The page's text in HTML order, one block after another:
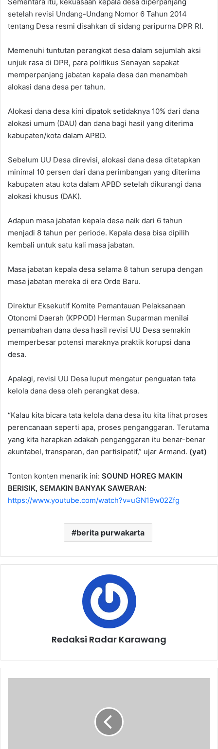
setelah revisi Undang-Undang Nomor 6 Tahun 2014
tentang Desa resmi disahkan di sidang paripurna DPR RI.
Memenuhi tuntutan perangkat desa dalam sejumlah aksi
unjuk rasa di DPR, para politikus Senayan sepakat
memperpanjang jabatan kepala desa dan menambah
alokasi dana desa per tahun.
Alokasi dana desa kini dipatok setidaknya 10% dari dana
alokasi umum (DAU) dan dana bagi hasil yang diterima
kabupaten/kota dalam APBD.
Sebelum UU Desa direvisi, alokasi dana desa ditetapkan
minimal 10 persen dari dana perimbangan yang diterima
kabupaten atau kota dalam APBD setelah dikurangi dana
alokasi khusus (DAK).
Adapun masa jabatan kepala desa naik dari 6 tahun
menjadi 8 tahun per periode. Kepala desa bisa dipilih
kembali untuk satu kali masa jabatan.
Masa jabatan kepala desa selama 8 tahun serupa dengan
masa jabatan mereka di era Orde Baru.
Direktur Eksekutif Komite Pemantauan Pelaksanaan
Otonomi Daerah (KPPOD) Herman Suparman menilai
penambahan dana desa hasil revisi UU Desa semakin
memperbesar potensi maraknya praktik korupsi dana
desa.
Apalagi, revisi UU Desa luput mengatur penguatan tata
kelola dana desa oleh perangkat desa.
“Kalau kita bicara tata kelola dana desa itu kita lihat proses
perencanaan seperti apa, proses penganggaran. Terutama
yang kita harapkan adakah penganggaran itu benar-benar
akuntabel, transparan, dan partisipatif,” ujar Armand. (yat)
Tonton konten menarik ini: SOUND HOREG MAKIN
BERISIK, SEMAKIN BANYAK SAWERAN:
https://www.youtube.com/watch?v=uGN19w02Zfg
berita purwakarta
Redaksi Radar Karawang